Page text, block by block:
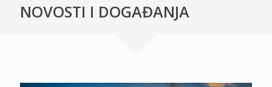
NOVOSTI I DOGAĐANJA